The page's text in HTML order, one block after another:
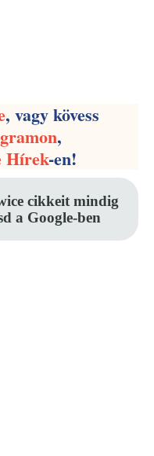
, vagy kövess
,
Hírek-en!
cikkeit mindig
a Google-ben